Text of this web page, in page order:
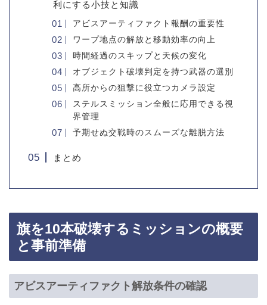
利にする小技と知識
アビスアーティファクト報酬の重要性
ワープ地点の解放と移動効率の向上
時間経過のスキップと天候の変化
オブジェクト破壊判定を持つ武器の選別
高所からの狙撃に役立つカメラ設定
ステルスミッション全般に応用できる視
界管理
予期せぬ交戦時のスムーズな離脱方法
まとめ
旗を10本破壊するミッションの概要
と事前準備
アビスアーティファクト解放条件の確認